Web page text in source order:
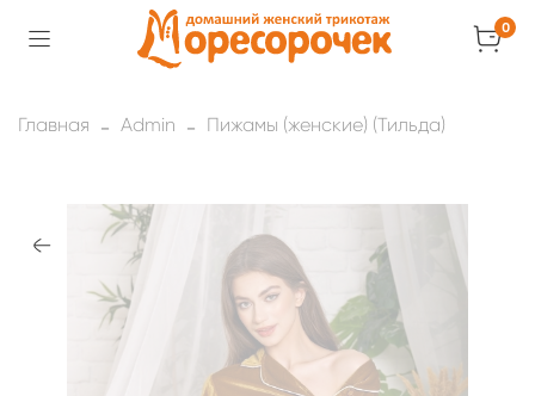
0
Главная Admin Пижамы (женские) (Тильда)